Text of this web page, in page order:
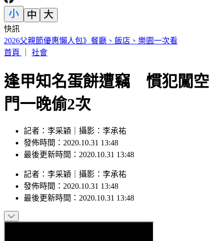
快訊
醫學教授林慶順「意外離世」！女兒沉痛證實
首頁
社會
逢甲知名蛋餅遭竊 慣犯闖空
門一晚偷2次
記者：李采穎｜攝影：李承祐
發佈時間：2020.10.31 13:48
最後更新時間：2020.10.31 13:48
記者 ： 李采穎 攝影 ： 李承祐
發佈時間： 2020.10.31 13:48
最後更新時間： 2020.10.31 13:48